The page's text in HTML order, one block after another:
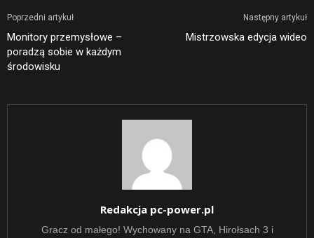
Poprzedni artykuł
Monitory przemysłowe –
poradzą sobie w każdym
środowisku
Następny artykuł
Mistrzowska edycja wideo
Redakcja pc-power.pl
Gracz od małego! Wychowany na GTA, Hirołsach 3 i